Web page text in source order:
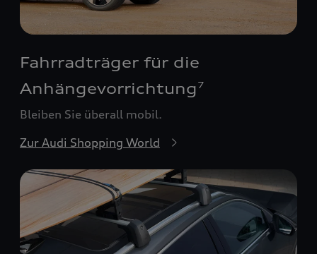
Fahrradträger für die
Anhängevorrichtung 7
Bleiben Sie überall mobil.
Zur Audi Shopping World